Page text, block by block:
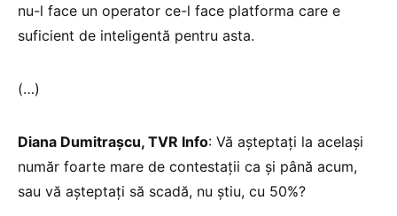
nu-l face un operator ce-l face platforma care e
suficient de inteligentă pentru asta.
(…)
Diana Dumitrașcu, TVR Info: Vă așteptați la același
număr foarte mare de contestații ca și până acum,
sau vă așteptați să scadă, nu știu, cu 50%?